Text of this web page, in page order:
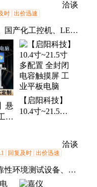
洽谈
时 出价迅速
国产化工控机、LED
显示器、车载工业电
悬
业
【启阳科技】
10.4寸~21.5寸
洽谈
回复及时 出价迅速
性环境测试设备、家
电网检测设备、防水